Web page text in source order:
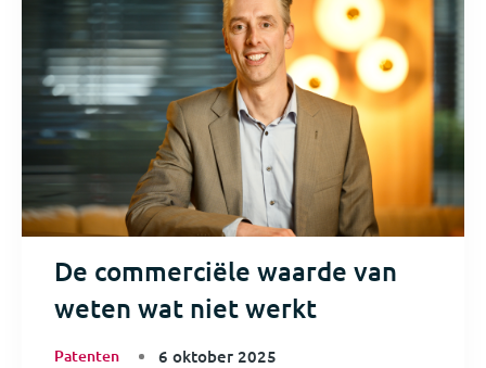
De commerciële waarde van
weten wat niet werkt
Patenten 6 oktober 2025